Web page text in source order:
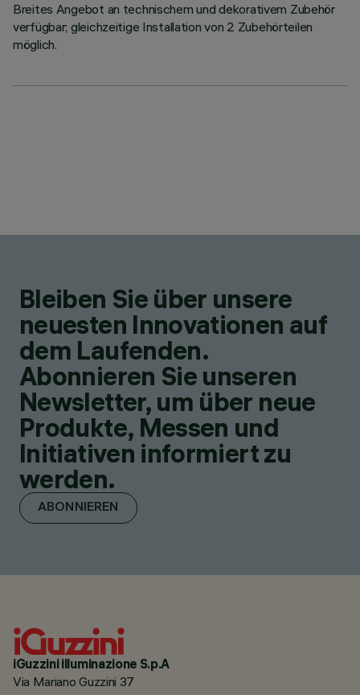
Breites Angebot an technischem und dekorativem Zubehör
verfügbar; gleichzeitige Installation von 2 Zubehörteilen
möglich.
Bleiben Sie über unsere
neuesten Innovationen auf
dem Laufenden.
Abonnieren Sie unseren
Newsletter, um über neue
Produkte, Messen und
Initiativen informiert zu
werden.
ABONNIEREN
iGuzzini illuminazione S.p.A
Via Mariano Guzzini 37